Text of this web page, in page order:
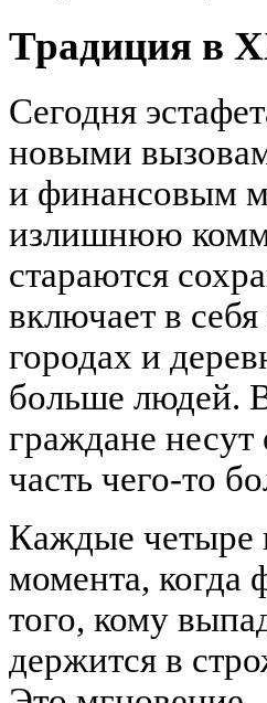
Традиция в
Сегодня
новыми
и финансовым
излишнюю
стараются
включает в
городах и
больше людей.
граждане
часть чего-то
Каждые четыре
момента, когда
того, кому
держится в